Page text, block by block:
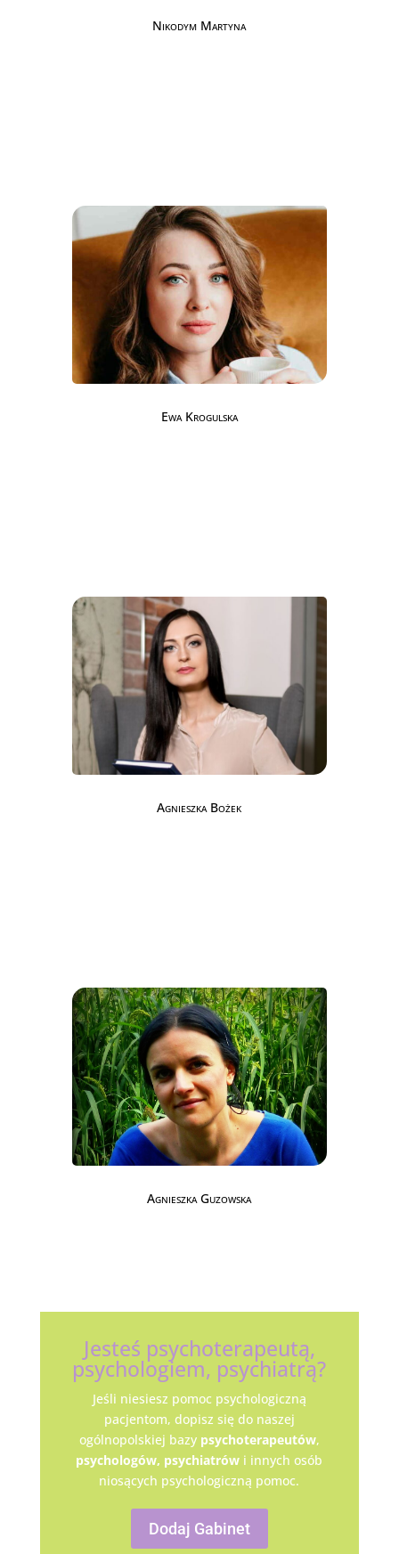
Nikodym Martyna
Ewa Krogulska
Agnieszka Bożek
Agnieszka Guzowska
Jesteś psychoterapeutą,
psychologiem, psychiatrą?
Jeśli niesiesz pomoc psychologiczną
pacjentom, dopisz się do naszej
ogólnopolskiej bazy psychoterapeutów,
psychologów, psychiatrów i innych osób
niosących psychologiczną pomoc.
Dodaj Gabinet